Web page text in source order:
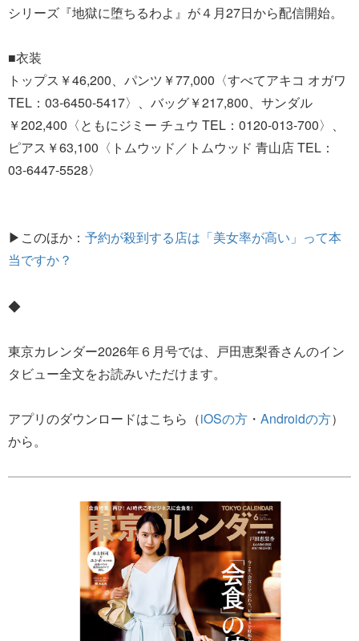
シリーズ『地獄に堕ちるわよ』が４月27日から配信開始。
■衣装
トップス￥46,200、パンツ￥77,000〈すべてアキコ オガワ
TEL：03-6450-5417〉、バッグ￥217,800、サンダル
￥202,400〈ともにジミー チュウ TEL：0120-013-700〉、
ピアス￥63,100〈トムウッド／トムウッド 青山店 TEL：
03-6447-5528〉
▶このほか： 予約が殺到する店は「美女率が高い」って本
当ですか？
◆
東京カレンダー2026年６月号では、戸田恵梨香さんのイン
タビュー全文をお読みいただけます。
アプリのダウンロードはこちら（iOSの方 ・ Androidの方）
から。